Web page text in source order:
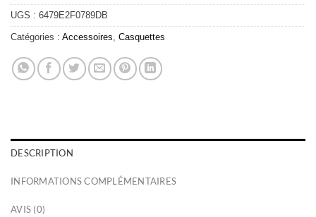
UGS : 6479E2F0789DB
Catégories : Accessoires, Casquettes
DESCRIPTION
INFORMATIONS COMPLÉMENTAIRES
AVIS (0)